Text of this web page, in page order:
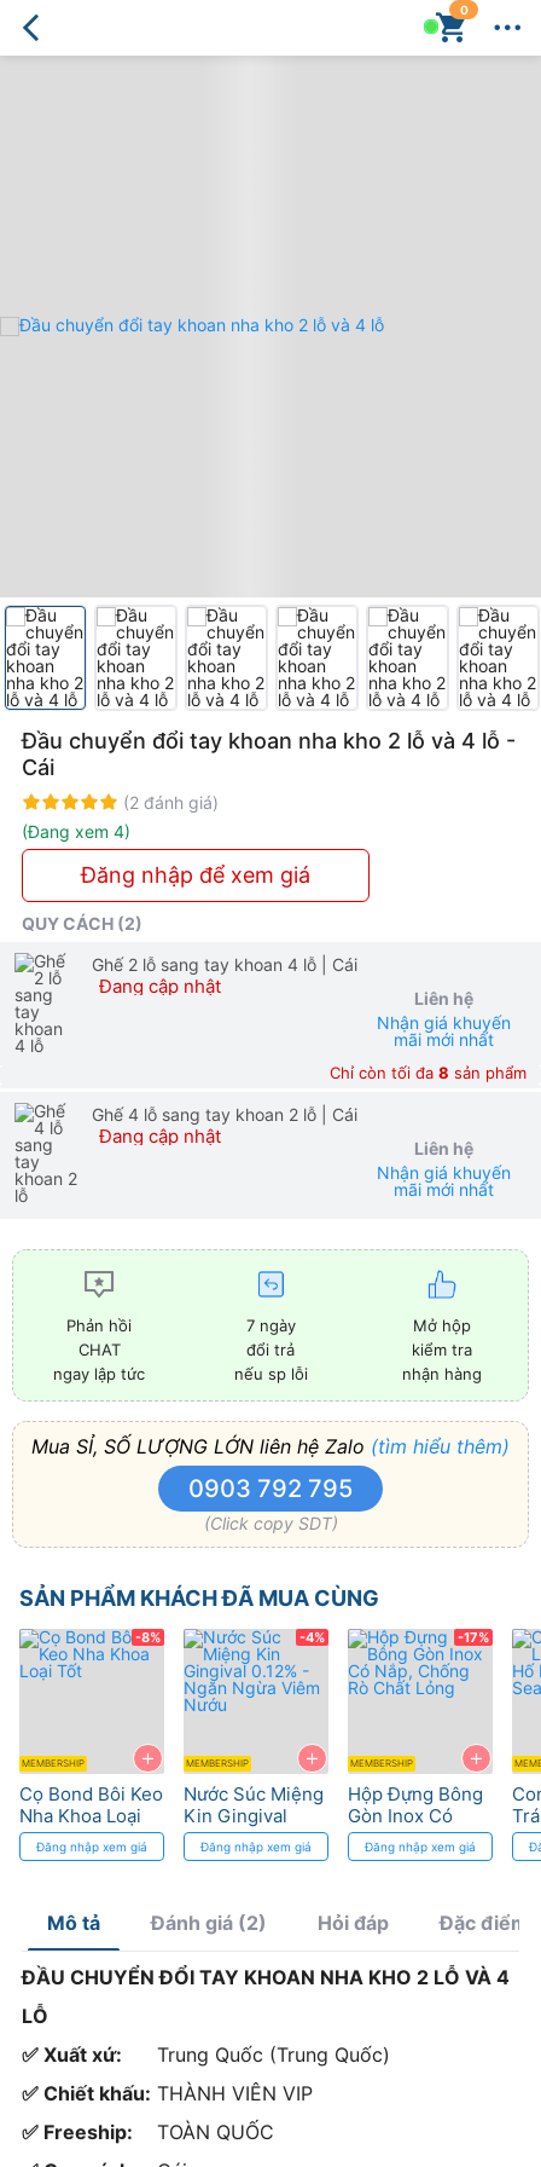
0
Đầu
Kho
Tính
Tương
Thích
Cao
Đầu chuyển đổi tay khoan nha kho 2 lỗ và 4 lỗ -
Cái
Rating: 100%
(2 đánh giá)
(Đang xem 4)
Đăng nhập để xem giá
QUY CÁCH (2)
Ghế 2 lỗ sang tay khoan 4 lỗ
| Cái
Đang cập nhật
Liên hệ
Nhận giá khuyến
mãi mới nhất
Chỉ còn tối đa 8 sản phẩm
Ghế 4 lỗ sang tay khoan 2 lỗ | Cái
Đang cập nhật
Liên hệ
Nhận giá khuyến
mãi mới nhất
Phản hồi
CHAT
ngay lập tức
7 ngày
đổi trả
nếu sp lỗi
Mở hộp
kiểm tra
nhận hàng
Mua SỈ, SỐ LƯỢNG LỚN liên hệ Zalo (tìm hiểu thêm)
0903 792 795
(Click copy SDT)
SẢN PHẨM KHÁCH ĐÃ MUA CÙNG
+
-8%
MEMBERSHIP
Cọ Bond Bôi Keo
Nha Khoa Loại
TốtĐăng nhập xem giá
+
-4%
MEMBERSHIP
Nước Súc Miệng
Kin Gingival
0.12% - Ngăn
Ngừa Viêm Nướu
Đăng nhập xem giá
+
-17%
MEMBERSHIP
Hộp Đựng Bông
Gòn Inox Có
Nắp, Chống Rò
Chất Lỏng
Đăng nhập xem giá
Mô tả Đánh giá (2) Hỏi đáp Đặc điểm
ĐẦU CHUYỂN ĐỔI TAY KHOAN NHA KHO 2 LỖ VÀ 4
LỖ
✅ Xuất xứ:
Trung Quốc (Trung Quốc)
✅ Chiết khấu: THÀNH VIÊN VIP
✅ Freeship:
TOÀN QUỐC